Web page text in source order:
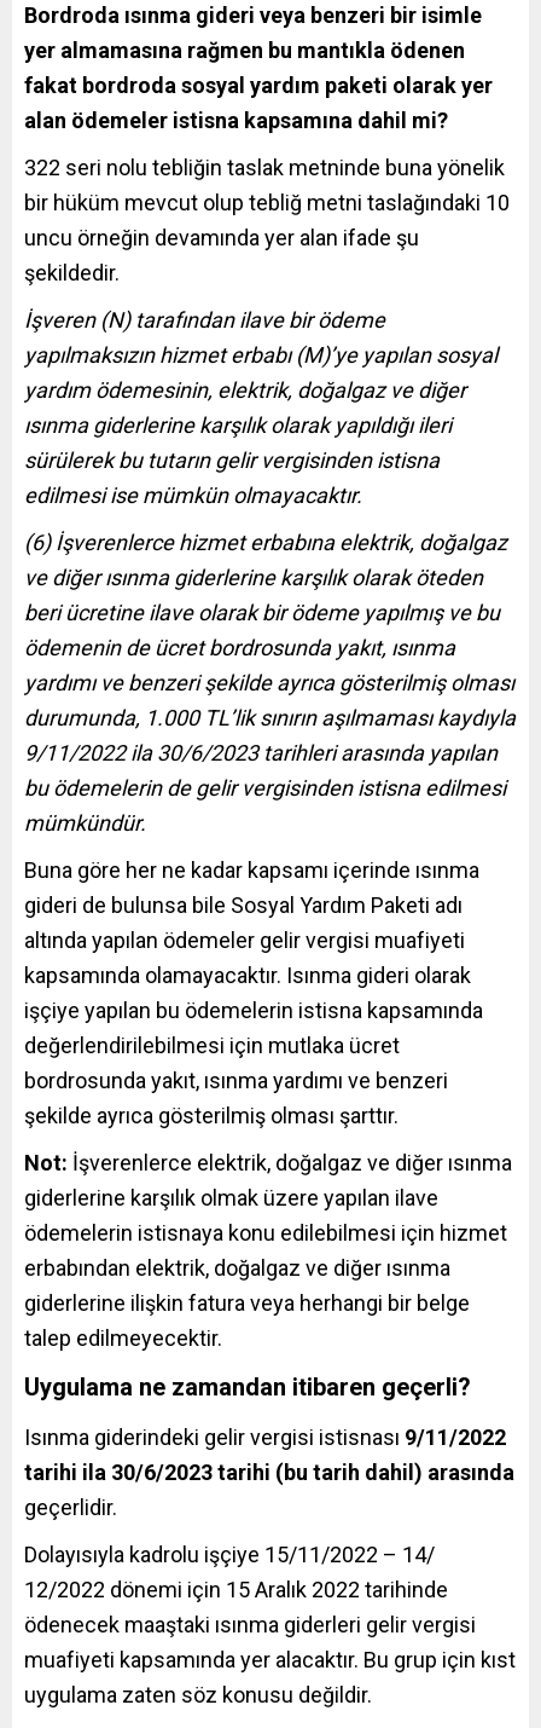
Bordroda ısınma gideri veya benzeri bir isimle
yer almamasına rağmen bu mantıkla ödenen
fakat bordroda sosyal yardım paketi olarak yer
alan ödemeler istisna kapsamına dahil mi?
322 seri nolu tebliğin taslak metninde buna yönelik
bir hüküm mevcut olup tebliğ metni taslağındaki 10
uncu örneğin devamında yer alan ifade şu
şekildedir.
İşveren (N) tarafından ilave bir ödeme
yapılmaksızın hizmet erbabı (M)’ye yapılan sosyal
yardım ödemesinin, elektrik, doğalgaz ve diğer
ısınma giderlerine karşılık olarak yapıldığı ileri
sürülerek bu tutarın gelir vergisinden istisna
edilmesi ise mümkün olmayacaktır.
(6) İşverenlerce hizmet erbabına elektrik, doğalgaz
ve diğer ısınma giderlerine karşılık olarak öteden
beri ücretine ilave olarak bir ödeme yapılmış ve bu
ödemenin de ücret bordrosunda yakıt, ısınma
yardımı ve benzeri şekilde ayrıca gösterilmiş olması
durumunda, 1.000 TL’lik sınırın aşılmaması kaydıyla
9/11/2022 ila 30/6/2023 tarihleri arasında yapılan
bu ödemelerin de gelir vergisinden istisna edilmesi
mümkündür.
Buna göre her ne kadar kapsamı içerinde ısınma
gideri de bulunsa bile Sosyal Yardım Paketi adı
altında yapılan ödemeler gelir vergisi muafiyeti
kapsamında olamayacaktır. Isınma gideri olarak
işçiye yapılan bu ödemelerin istisna kapsamında
değerlendirilebilmesi için mutlaka ücret
bordrosunda yakıt, ısınma yardımı ve benzeri
şekilde ayrıca gösterilmiş olması şarttır.
Not: İşverenlerce elektrik, doğalgaz ve diğer ısınma
giderlerine karşılık olmak üzere yapılan ilave
ödemelerin istisnaya konu edilebilmesi için hizmet
erbabından elektrik, doğalgaz ve diğer ısınma
giderlerine ilişkin fatura veya herhangi bir belge
talep edilmeyecektir.
Uygulama ne zamandan itibaren geçerli?
Isınma giderindeki gelir vergisi istisnası 9/11/2022
tarihi ila 30/6/2023 tarihi (bu tarih dahil) arasında
geçerlidir.
Dolayısıyla kadrolu işçiye 15/11/2022 – 14/
12/2022 dönemi için 15 Aralık 2022 tarihinde
ödenecek maaştaki ısınma giderleri gelir vergisi
muafiyeti kapsamında yer alacaktır. Bu grup için kıst
uygulama zaten söz konusu değildir.